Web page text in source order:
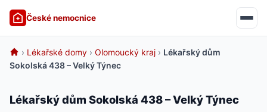
České nemocnice
› Lékařské domy › Olomoucký kraj › Lékařský dům
Sokolská 438 – Velký Týnec
Lékařský dům Sokolská 438 – Velký Týnec